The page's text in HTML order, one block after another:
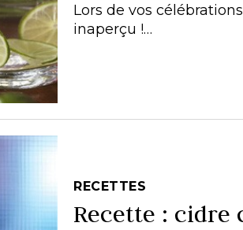
Lors de vos
inaperçu !…
RECETTES
Recette : cidre